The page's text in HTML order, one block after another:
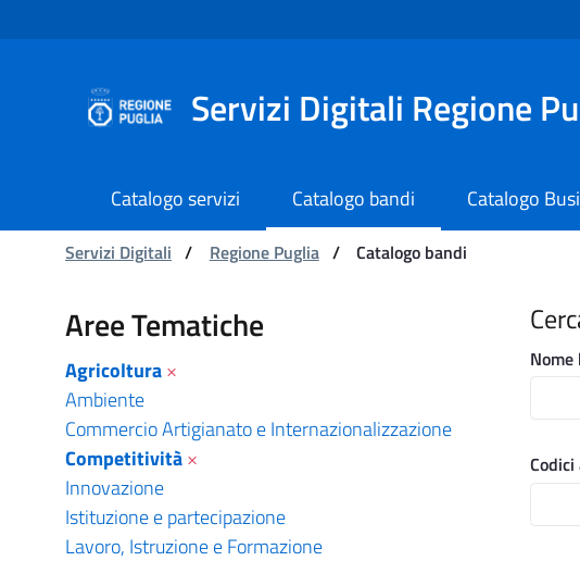
Navigazione
Servizi Digitali Regione
Catalogo servizi Catalogo bandi Catalogo
Ti trovi in:
Servizi Digitali / Regione Puglia / Catalogo bandi
Catalogo bandi - Servizi
Aree Tematiche
Agricoltura×
Ambiente
Commercio Artigianato e Internazionalizzazione
Competitività×
Innovazione
Istituzione e partecipazione
Lavoro, Istruzione e Formazione
Nome